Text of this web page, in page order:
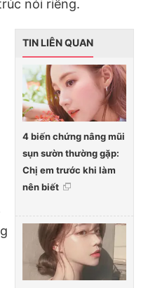
nói riêng.
TIN LIÊN QUAN
4 biến chứng nâng mũi
sụn sườn thường gặp:
Chị em trước khi làm
nên biết